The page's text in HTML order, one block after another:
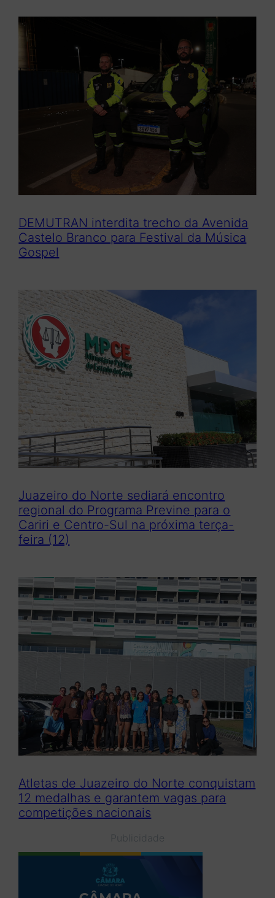
DEMUTRAN interdita trecho da Avenida
Castelo Branco para Festival da Música
Gospel
Juazeiro do Norte sediará encontro
regional do Programa Previne para o
Cariri e Centro-Sul na próxima terça-
feira (12)
Atletas de Juazeiro do Norte conquistam
12 medalhas e garantem vagas para
competições nacionais
Publicidade